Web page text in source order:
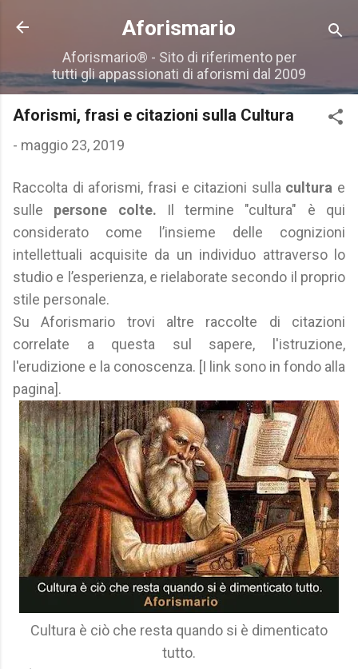
Passa ai contenuti principali
Aforismario
Aforismario® - Sito di riferimento per
tutti gli appassionati di aforismi dal 2009
Aforismi, frasi e citazioni sulla Cultura
- maggio 23, 2019
Raccolta di aforismi, frasi e citazioni sulla cultura e
sulle persone colte. Il termine "cultura" è qui
considerato come l’insieme delle cognizioni
intellettuali acquisite da un individuo attraverso lo
studio e l’esperienza, e rielaborate secondo il proprio
stile personale.
Su Aforismario trovi altre raccolte di citazioni
correlate a questa sul sapere, l'istruzione,
l'erudizione e la conoscenza. [I link sono in fondo alla
pagina].
Cultura è ciò che resta quando si è dimenticato
tutto.